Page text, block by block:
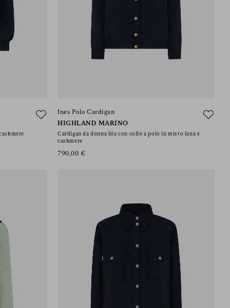
Ines Polo Cardigan
HIGHLAND MARINO
Cardigan da donna blu con collo a polo in misto lana e
cashmere
790,00 €